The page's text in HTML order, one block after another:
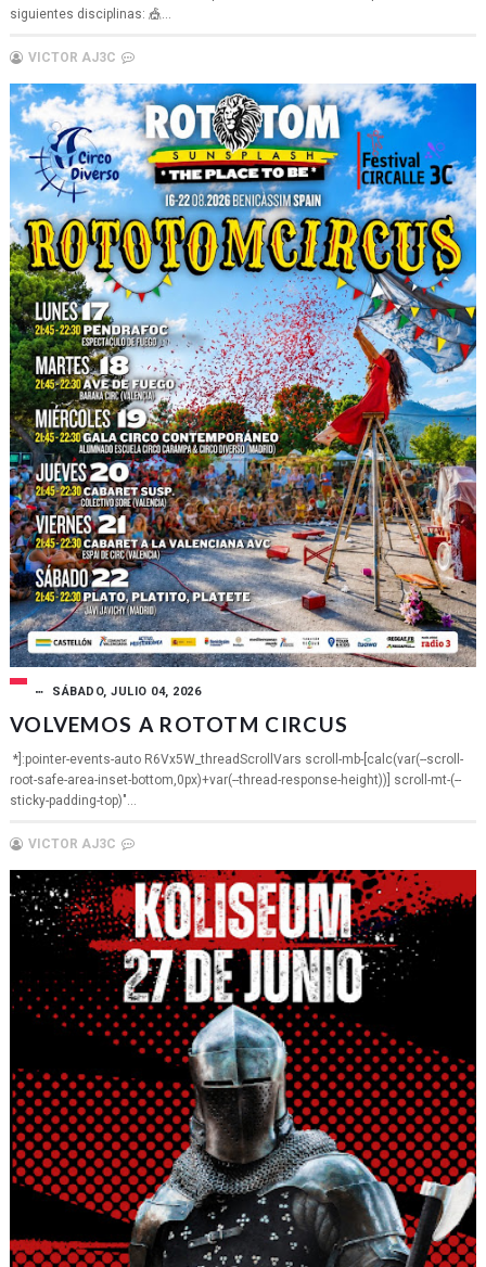
siguientes disciplinas: 🎪...
VICTOR AJ3C
SÁBADO, JULIO 04, 2026
VOLVEMOS A ROTOTM CIRCUS
*]:pointer-events-auto R6Vx5W_threadScrollVars scroll-mb-[calc(var(--scroll-
root-safe-area-inset-bottom,0px)+var(--thread-response-height))] scroll-mt-(--
sticky-padding-top)"...
VICTOR AJ3C